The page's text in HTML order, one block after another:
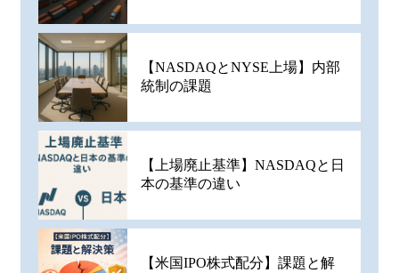
【NASDAQとNYSE上場】内部
統制の課題
【上場廃止基準】NASDAQと日
本の基準の違い
【米国IPO株式配分】課題と解